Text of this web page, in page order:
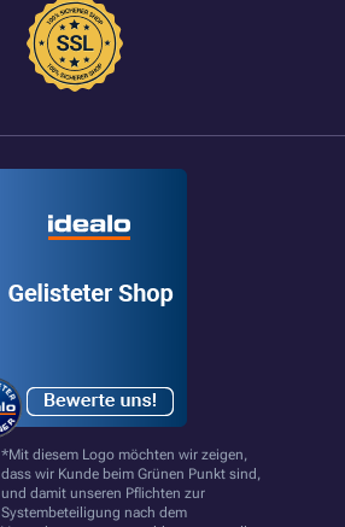
*Mit diesem Logo möchten wir zeigen,
dass wir Kunde beim Grünen Punkt sind,
und damit unseren Pflichten zur
Systembeteiligung nach dem